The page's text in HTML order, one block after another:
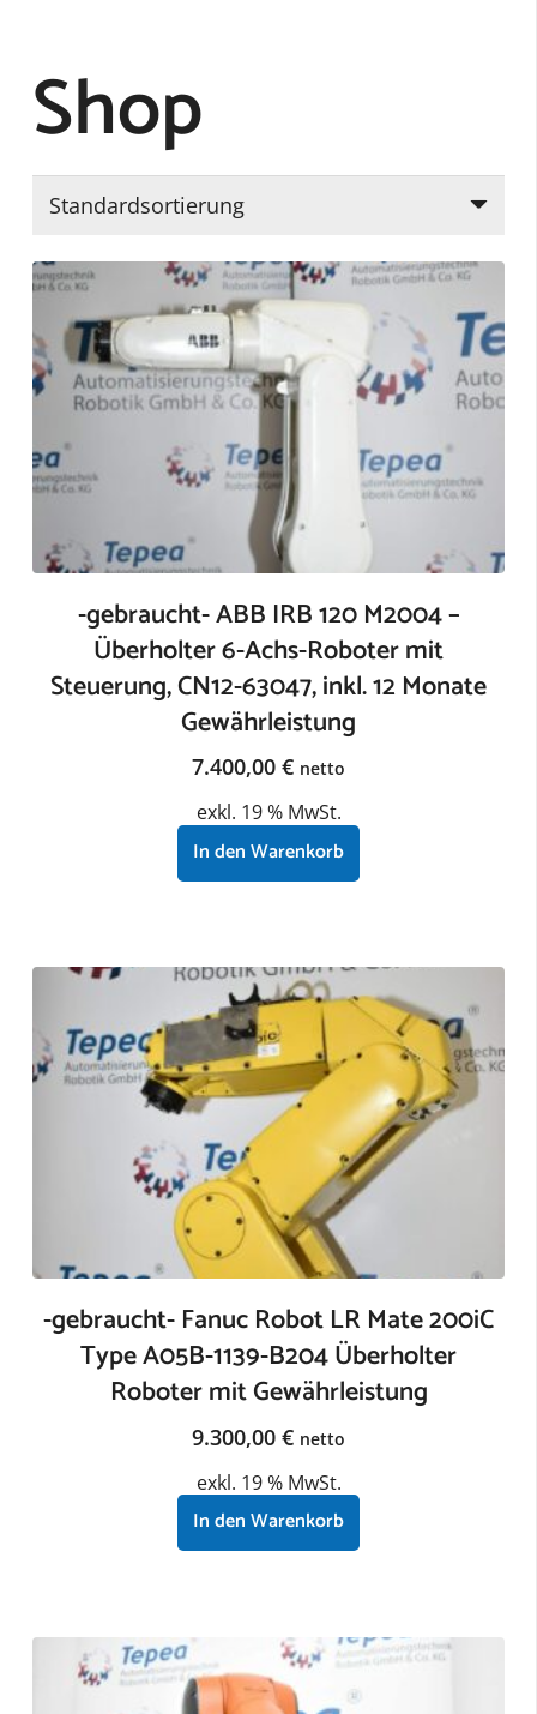
Shop
-gebraucht- ABB IRB 120 M2004 –
Überholter 6-Achs-Roboter mit
Steuerung, CN12-63047, inkl. 12 Monate
Gewährleistung
7.400,00 € netto
exkl. 19 % MwSt.
zzgl.Versandkosten
In den Warenkorb
-gebraucht- Fanuc Robot LR Mate 200iC
Type A05B-1139-B204 Überholter
Roboter mit Gewährleistung
9.300,00 € netto
exkl. 19 % MwSt.
zzgl.Versandkosten
In den Warenkorb